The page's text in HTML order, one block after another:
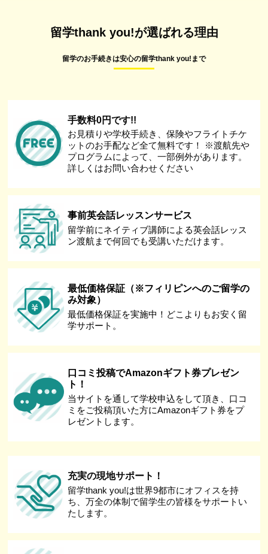
留学thank you!が選ばれる理由
留学のお手続きは安心の留学thank you!まで
手数料0円です!!
お見積りや学校手続き、保険やフライトチケ
ットのお手配など全て無料です！ ※渡航先や
プログラムによって、一部例外があります。
詳しくはお問い合わせください
事前英会話レッスンサービス
留学前にネイティブ講師による英会話レッス
ン渡航まで何回でも受講いただけます。
最低価格保証（※フィリピンへのご留学の
み対象）
最低価格保証を実施中！どこよりもお安く留
学サポート。
口コミ投稿でAmazonギフト券プレゼン
ト！
当サイトを通して学校申込をして頂き、口コ
ミをご投稿頂いた方にAmazonギフト券をプ
レゼントします。
充実の現地サポート！
留学thank you!は世界9都市にオフィスを持
ち、万全の体制で留学生の皆様をサポートい
たします。